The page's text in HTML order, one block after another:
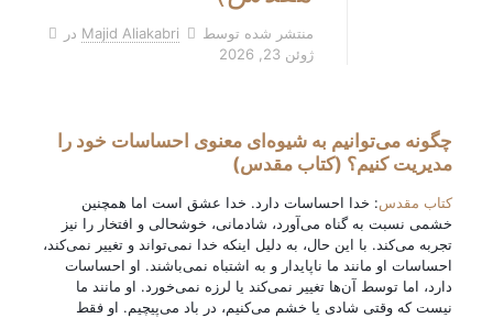
منتشر شده توسط Majid Aliakabri در
ژوئن 23, 2026
چگونه می‌توانیم به شیوه‌ای معنوی احساسات خود را
مدیریت کنیم؟ (کتاب مقدس)
کتاب مقدس: خدا احساسات دارد. خدا عشق است اما همچنین
خشمی نسبت به گناه می‌آورد، شادمانی، خوشحالی و افتخار را نیز
تجربه می‌کند. با این حال، به دلیل اینکه خدا نمی‌تواند و تغییر نمی‌کند،
احساسات او مانند ما ناپایدار و به اشتباه نمی‌باشند. او احساسات
دارد، اما توسط آن‌ها تغییر نمی‌کند یا لرزه نمی‌خورد. او مانند ما
نیست که وقتی شادی یا خشم می‌کنیم، در باد می‌پیچیم. او فقط